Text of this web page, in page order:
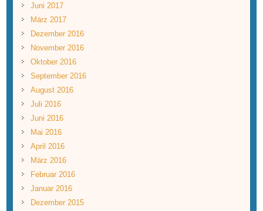
Juni 2017
März 2017
Dezember 2016
November 2016
Oktober 2016
September 2016
August 2016
Juli 2016
Juni 2016
Mai 2016
April 2016
März 2016
Februar 2016
Januar 2016
Dezember 2015